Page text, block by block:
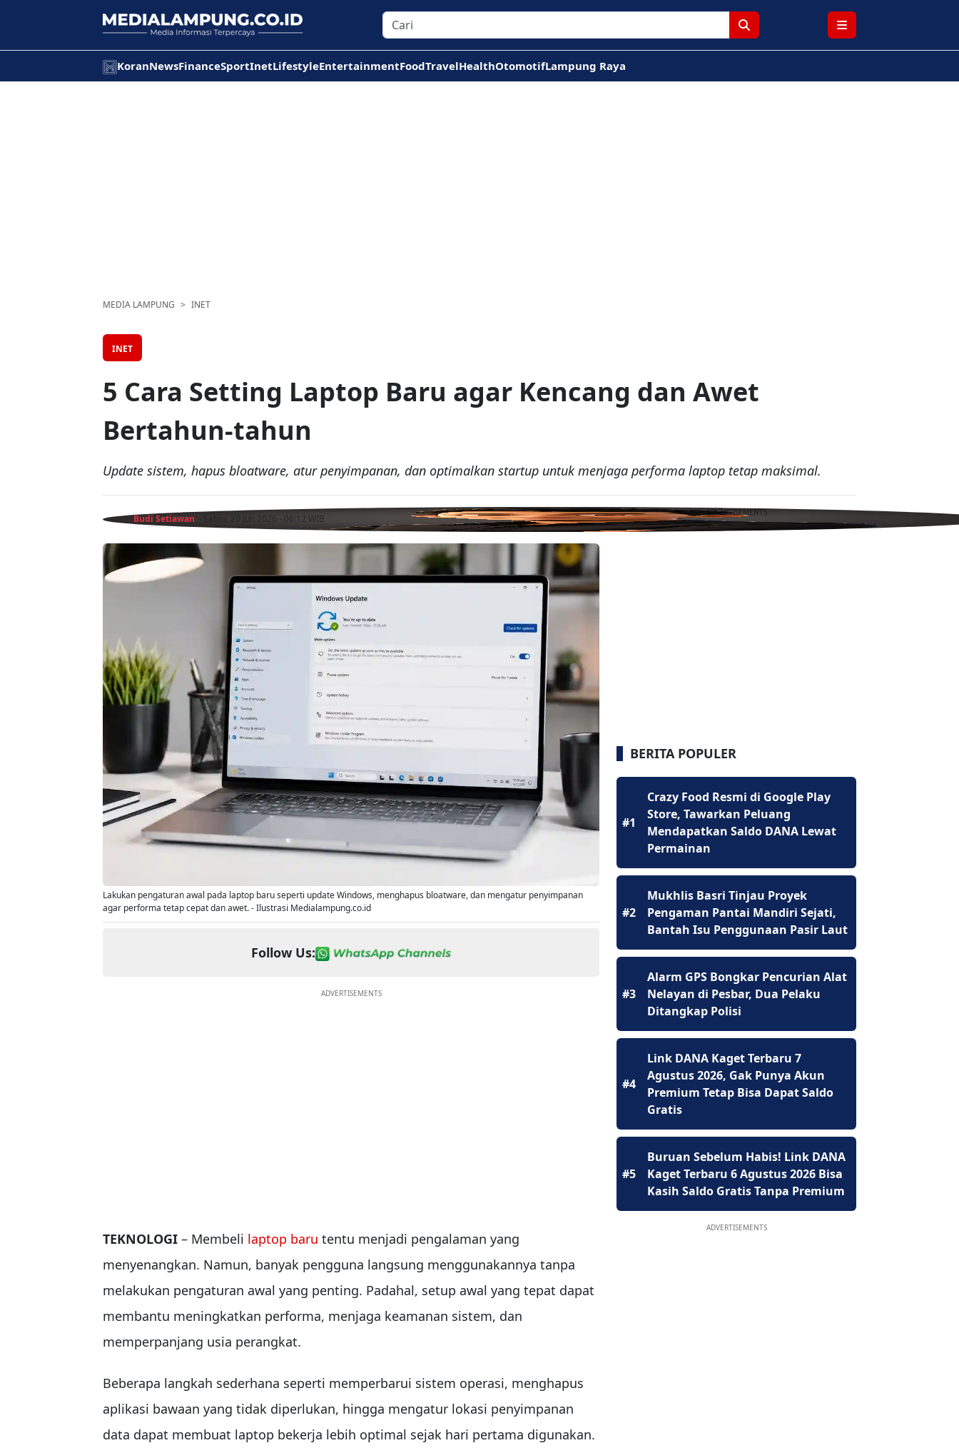
KoranNewsFinanceSportInetLifestyleEntertainmentFoodTravelHealthOtomotifLampung Raya
MEDIA LAMPUNG INET
INET
5 Cara Setting Laptop Baru agar Kencang dan Awet
Bertahun-tahun
Update sistem, hapus bloatware, atur penyimpanan, dan optimalkan startup untuk menjaga performa laptop tetap maksimal.
Budi Setiawan - Sabtu, 20 Jun 2026 - 06:12 WIB
Lakukan pengaturan awal pada laptop baru seperti update Windows, menghapus bloatware, dan mengatur penyimpanan
agar performa tetap cepat dan awet. - Ilustrasi Medialampung.co.id
Follow Us:
ADVERTISEMENTS
TEKNOLOGI – Membeli laptop baru tentu menjadi pengalaman yang
menyenangkan. Namun, banyak pengguna langsung menggunakannya tanpa
melakukan pengaturan awal yang penting. Padahal, setup awal yang tepat dapat
membantu meningkatkan performa, menjaga keamanan sistem, dan
memperpanjang usia perangkat.
Beberapa langkah sederhana seperti memperbarui sistem operasi, menghapus
aplikasi bawaan yang tidak diperlukan, hingga mengatur lokasi penyimpanan
data dapat membuat laptop bekerja lebih optimal sejak hari pertama digunakan.
ADVERTISEMENTS
BERITA POPULER
#1
Crazy Food Resmi di Google Play
Store, Tawarkan Peluang
Mendapatkan Saldo DANA Lewat
Permainan
#2
Mukhlis Basri Tinjau Proyek
Pengaman Pantai Mandiri Sejati,
Bantah Isu Penggunaan Pasir Laut
#3
Alarm GPS Bongkar Pencurian Alat
Nelayan di Pesbar, Dua Pelaku
Ditangkap Polisi
#4
Link DANA Kaget Terbaru 7
Agustus 2026, Gak Punya Akun
Premium Tetap Bisa Dapat Saldo
Gratis
#5
Buruan Sebelum Habis! Link DANA
Kaget Terbaru 6 Agustus 2026 Bisa
Kasih Saldo Gratis Tanpa Premium
ADVERTISEMENTS